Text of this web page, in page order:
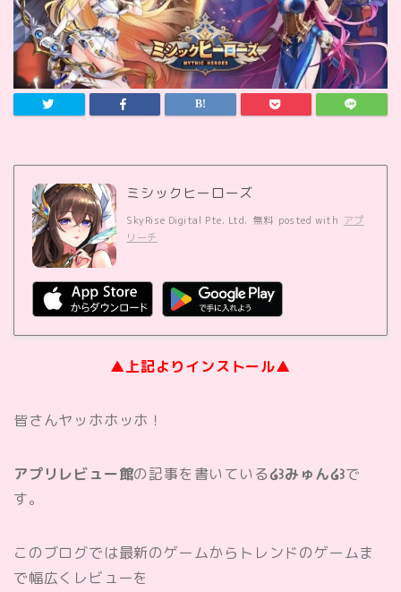
ミシックヒーローズ
SkyRise Digital Pte. Ltd. 無料 posted with アプ
リーチ
▲上記よりインストール▲
皆さんヤッホホッホ！
アプリレビュー館の記事を書いている໒꒱みゅん໒꒱で
す。
このブログでは最新のゲームからトレンドのゲームま
で幅広くレビューを